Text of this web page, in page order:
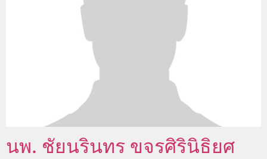
นพ. ชัยนรินทร ขจรศิรินิธิยศ